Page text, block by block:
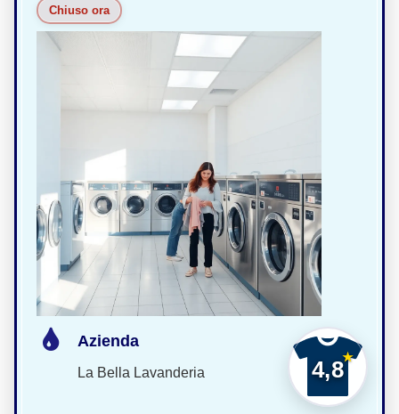
Chiuso ora
4,8
Azienda
La Bella Lavanderia